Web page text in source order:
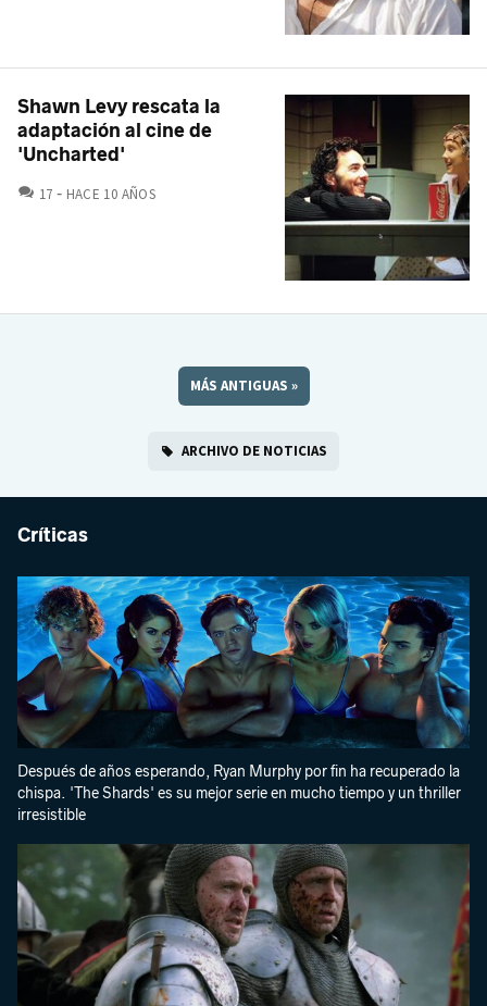
Shawn Levy rescata la
adaptación al cine de
'Uncharted'
17 COMENTARIOS
HACE 10 AÑOS
MÁS ANTIGUAS »
ARCHIVO DE NOTICIAS
Críticas
Después de años esperando, Ryan Murphy por fin ha recuperado la
chispa. 'The Shards' es su mejor serie en mucho tiempo y un thriller
irresistible